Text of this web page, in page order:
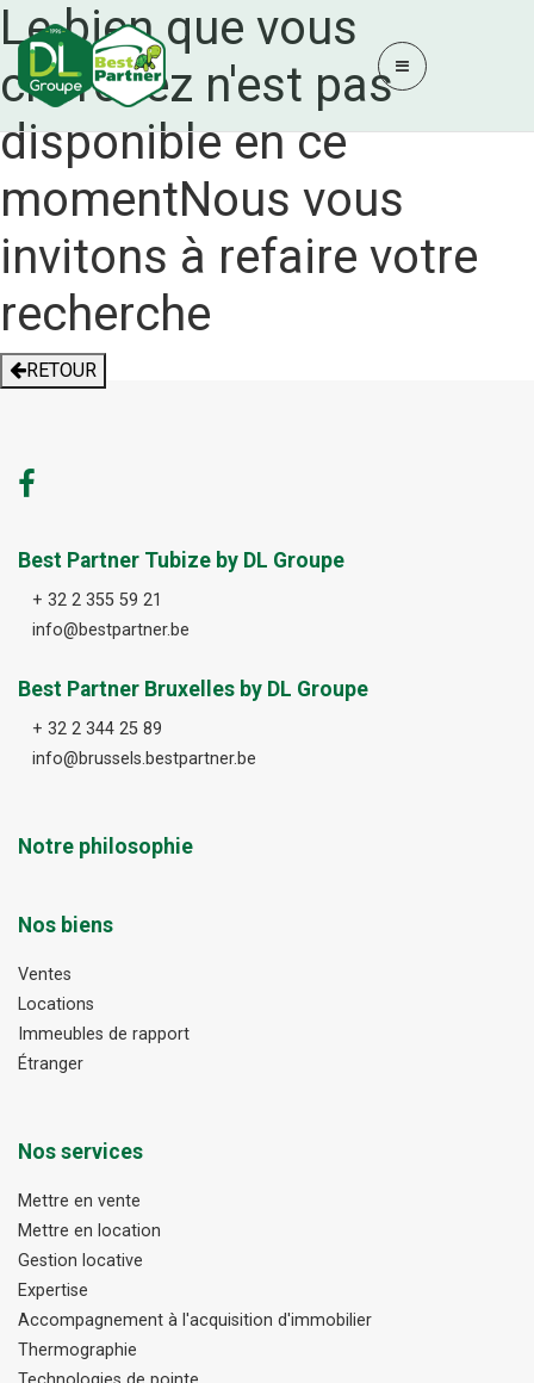
Le bien que vous
cherchez n'est pas
disponible en ce
momentNous vous
invitons à refaire votre
recherche
RETOUR
Best Partner Tubize by DL Groupe
+ 32 2 355 59 21
info@bestpartner.be
Best Partner Bruxelles by DL Groupe
+ 32 2 344 25 89
info@brussels.bestpartner.be
Notre philosophie
Nos biens
Ventes
Locations
Immeubles de rapport
Étranger
Nos services
Mettre en vente
Mettre en location
Gestion locative
Expertise
Accompagnement à l'acquisition d'immobilier
Thermographie